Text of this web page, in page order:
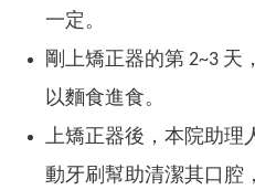
一定。
剛上矯正器的第 2~3
以麵食進食。
上矯正器後，本院助理
動牙刷幫助清潔其口腔